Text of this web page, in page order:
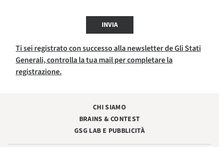
INVIA
Ti sei registrato con successo alla newsletter de Gli Stati
Generali, controlla la tua mail per completare la
registrazione.
CHI SIAMO
BRAINS & CONTEST
GSG LAB E PUBBLICITÀ